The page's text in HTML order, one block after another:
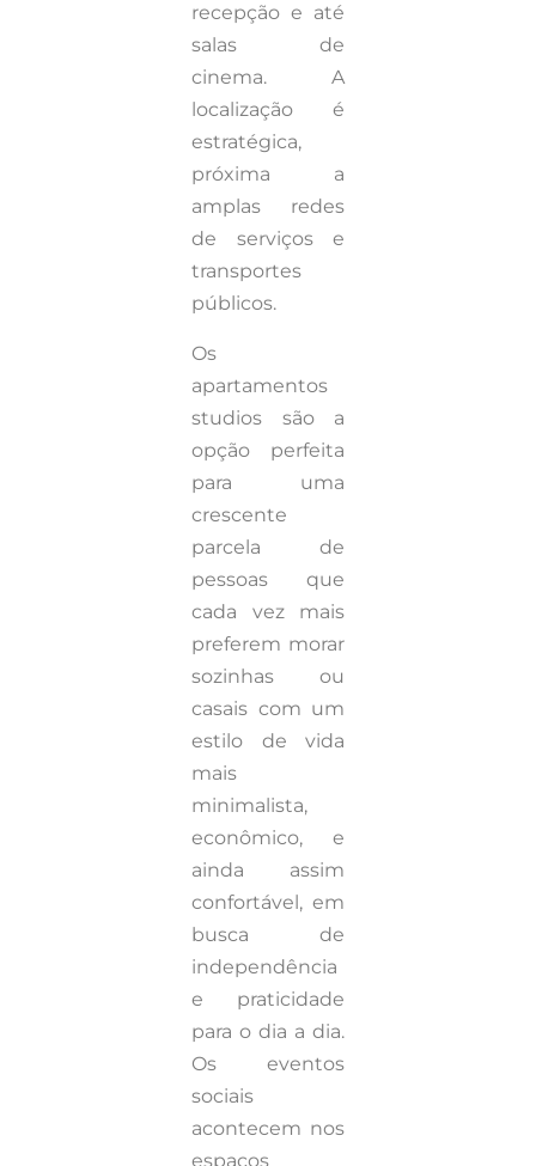
recepção e até
salas de
cinema. A
localização é
estratégica,
próxima a
amplas redes
de serviços e
transportes
públicos.
Os
apartamentos
studios são a
opção perfeita
para uma
crescente
parcela de
pessoas que
cada vez mais
preferem morar
sozinhas ou
casais com um
estilo de vida
mais
minimalista,
econômico, e
ainda assim
confortável, em
busca de
independência
e praticidade
para o dia a dia.
Os eventos
sociais
acontecem nos
espaços